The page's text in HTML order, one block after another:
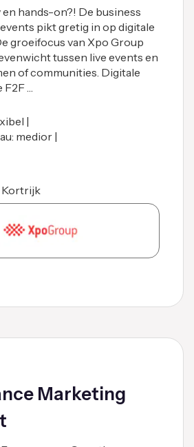
en hands-on?! De business
pikt gretig in op digitale
groeifocus van Xpo Group
tussen live events en
of communities. Digitale
F2F …
|
medior |
Kortrijk
Marketing